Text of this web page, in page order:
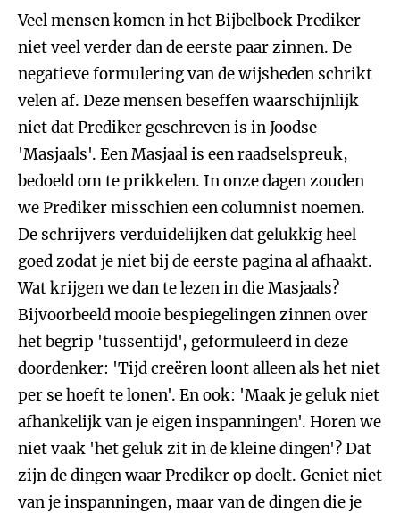
Veel mensen komen in het Bijbelboek Prediker
niet veel verder dan de eerste paar zinnen. De
negatieve formulering van de wijsheden schrikt
velen af. Deze mensen beseffen waarschijnlijk
niet dat Prediker geschreven is in Joodse
'Masjaals'. Een Masjaal is een raadselspreuk,
bedoeld om te prikkelen. In onze dagen zouden
we Prediker misschien een columnist noemen.
De schrijvers verduidelijken dat gelukkig heel
goed zodat je niet bij de eerste pagina al afhaakt.
Wat krijgen we dan te lezen in die Masjaals?
Bijvoorbeeld mooie bespiegelingen zinnen over
het begrip 'tussentijd', geformuleerd in deze
doordenker: 'Tijd creëren loont alleen als het niet
per se hoeft te lonen'. En ook: 'Maak je geluk niet
afhankelijk van je eigen inspanningen'. Horen we
niet vaak 'het geluk zit in de kleine dingen'? Dat
zijn de dingen waar Prediker op doelt. Geniet niet
van je inspanningen, maar van de dingen die je